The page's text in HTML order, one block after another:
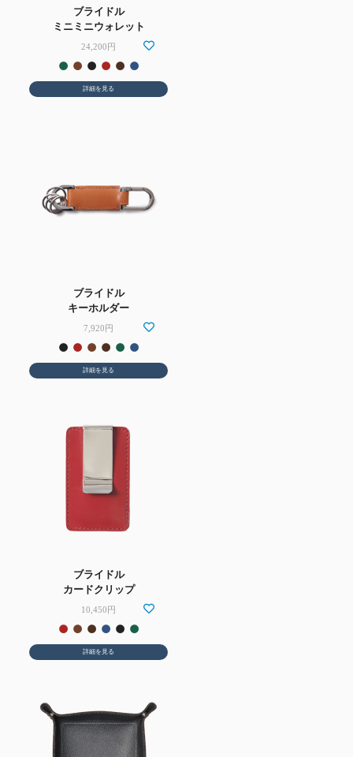
ブライドル
ミニミニウォレット
24,200円
詳細を見る
ブライドル
キーホルダー
7,920円
詳細を見る
ブライドル
カードクリップ
10,450円
詳細を見る